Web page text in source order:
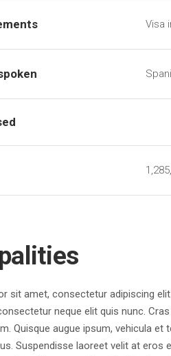
Visa
sit amet, consectetur adipiscing
neque elit quis nunc.
Quisque augue ipsum, vehicula
Suspendisse laoreet velit at eros